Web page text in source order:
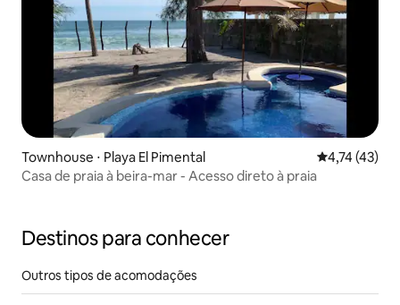
Townhouse ⋅ Playa El Pimental 4,74 de uma
4,74 (43)
Casa de praia à beira-mar - Acesso direto à praia
Destinos para conhecer
Outros tipos de acomodações